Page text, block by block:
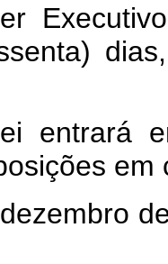
entrará
em